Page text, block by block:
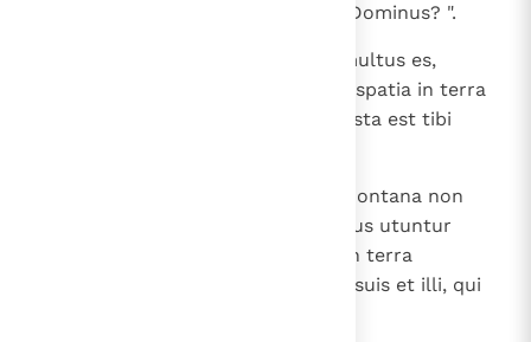
multitudinis et benedixerit mihi Dominus? ".
Ad quos Iosue ait: " Si populus multus es,
ascende in silvam et succide tibi spatia in terra
Pherezaei et Raphaim, quia angusta est tibi
Cui responderunt filii Ioseph: " Montana non
sufficiunt nobis, et ferreis curribus utuntur
omnes Chananaei, qui habitant in terra
campestri, Bethsan cum filiabus suis et illi, qui